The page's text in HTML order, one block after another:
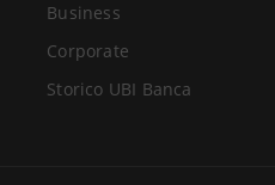
Business
Corporate
Storico UBI Banca